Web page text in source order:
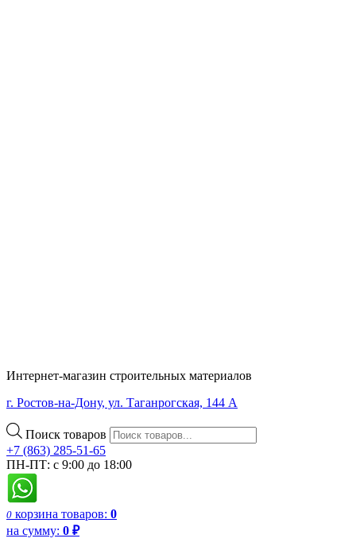
Интернет-магазин строительных материалов
г. Ростов-на-Дону, ул. Таганрогская, 144 А
Поиск товаров
+7 (863) 285-51-65
ПН-ПТ: с 9:00 до 18:00
0 корзина товаров: 0
на сумму: 0 ₽